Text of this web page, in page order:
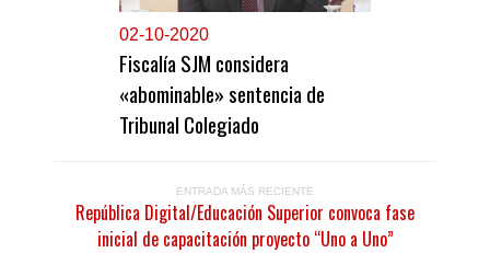
02-10-2020
Fiscalía SJM considera
«abominable» sentencia de
Tribunal Colegiado
ENTRADA MÁS RECIENTE
República Digital/Educación Superior convoca fase
inicial de capacitación proyecto “Uno a Uno”